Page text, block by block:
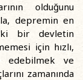
olduğunu
depremin en
bir devletin
için hızlı,
edebilmek ve
zamanında